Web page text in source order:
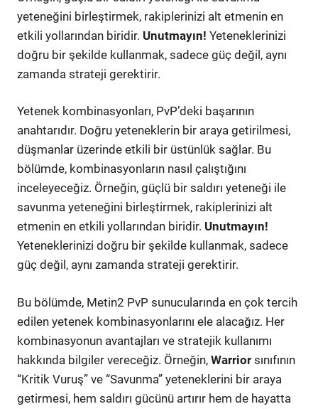
yeteneğini birleştirmek, rakiplerinizi alt etmenin en
etkili yollarından biridir. Unutmayın! Yeteneklerinizi
doğru bir şekilde kullanmak, sadece güç değil, aynı
zamanda strateji gerektirir.
Yetenek kombinasyonları, PvP’deki başarının
anahtarıdır. Doğru yeteneklerin bir araya getirilmesi,
düşmanlar üzerinde etkili bir üstünlük sağlar. Bu
bölümde, kombinasyonların nasıl çalıştığını
inceleyeceğiz. Örneğin, güçlü bir saldırı yeteneği ile
savunma yeteneğini birleştirmek, rakiplerinizi alt
etmenin en etkili yollarından biridir. Unutmayın!
Yeteneklerinizi doğru bir şekilde kullanmak, sadece
güç değil, aynı zamanda strateji gerektirir.
Bu bölümde, Metin2 PvP sunucularında en çok tercih
edilen yetenek kombinasyonlarını ele alacağız. Her
kombinasyonun avantajları ve stratejik kullanımı
hakkında bilgiler vereceğiz. Örneğin, Warrior sınıfının
“Kritik Vuruş” ve “Savunma” yeteneklerini bir araya
getirmesi, hem saldırı gücünü artırır hem de hayatta